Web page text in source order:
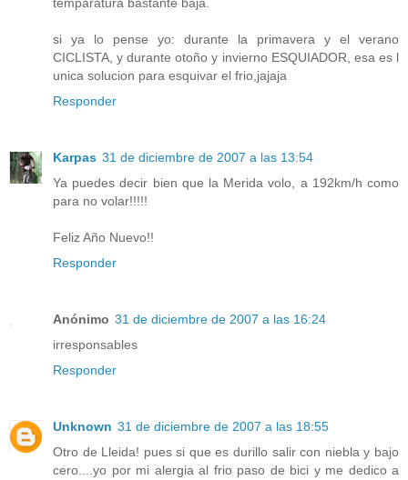
si ya lo pense yo: durante la primavera y el verano
CICLISTA, y durante otoño y invierno ESQUIADOR, esa es l
unica solucion para esquivar el frio,jajaja
Responder
Karpas 31 de diciembre de 2007 a las 13:54
Ya puedes decir bien que la Merida volo, a 192km/h como
para no volar!!!!!
Feliz Año Nuevo!!
Responder
Anónimo 31 de diciembre de 2007 a las 16:24
irresponsables
Responder
Unknown 31 de diciembre de 2007 a las 18:55
Otro de Lleida! pues si que es durillo salir con niebla y bajo
cero....yo por mi alergia al frio paso de bici y me dedico a